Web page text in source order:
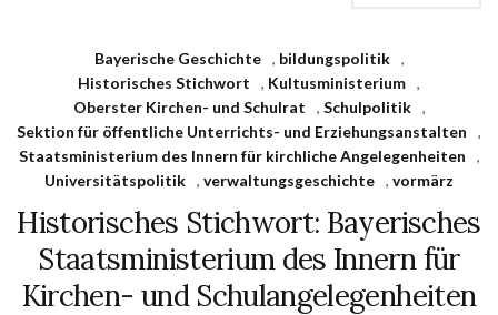
Bayerische Geschichte , bildungspolitik
,
Historisches Stichwort
, Kultusministerium ,
Oberster Kirchen- und Schulrat
, Schulpolitik
,
Sektion für öffentliche Unterrichts- und Erziehungsanstalten
,
Staatsministerium des Innern für kirchliche Angelegenheiten
,
Universitätspolitik , verwaltungsgeschichte , vormärz
Historisches Stichwort: Bayerisches
Staatsministerium des Innern für
Kirchen- und Schulangelegenheiten